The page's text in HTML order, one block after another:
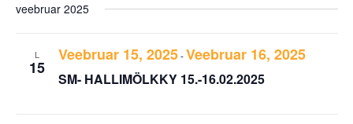
veebruar 2025
L
15
Veebruar 15, 2025-Veebruar 16, 2025
SM- HALLIMÖLKKY 15.-16.02.2025